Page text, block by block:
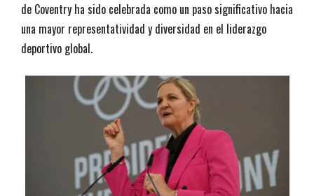
de Coventry ha sido celebrada como un paso significativo hacia
una mayor representatividad y diversidad en el liderazgo
deportivo global.